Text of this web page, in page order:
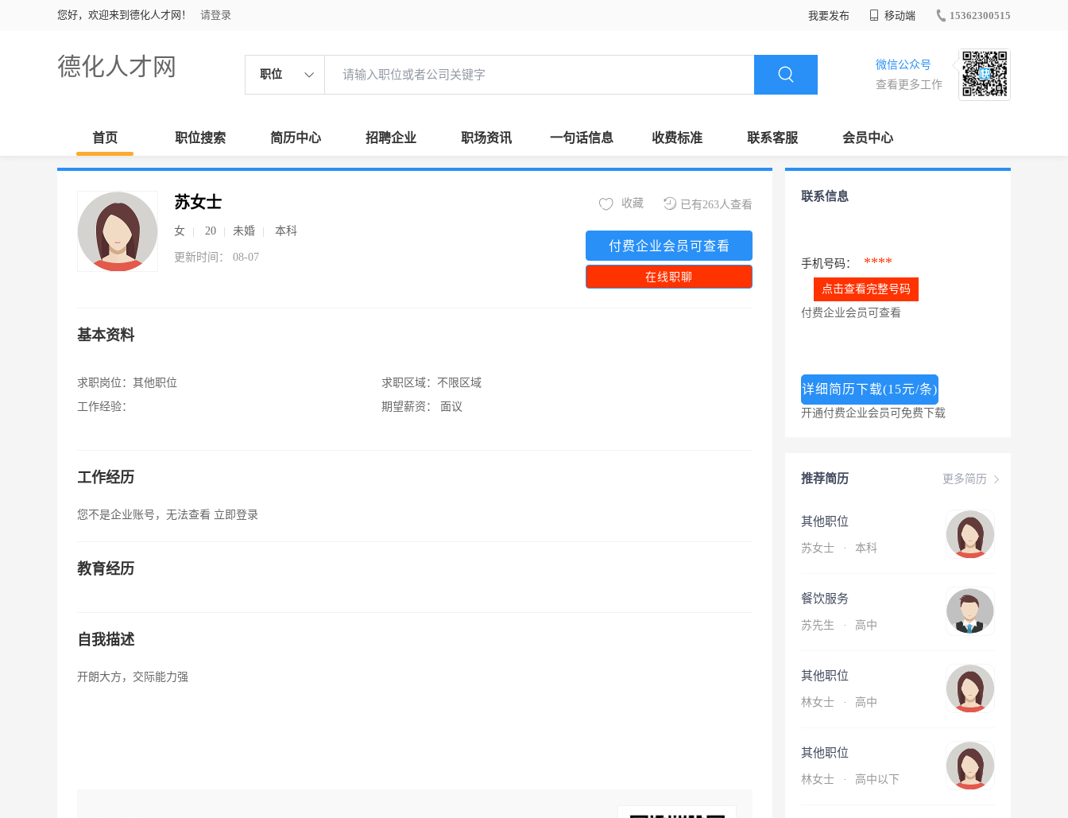
您好，欢迎来到德化人才网！ 请登录 我要发布 移动端 15362300515
德化人才网 职位
微信公众号
查看更多工作
首页 职位搜索 简历中心 招聘企业 职场资讯 一句话信息 收费标准 联系客服 会员中心
苏女士
女 20 未婚 本科
更新时间： 08-07
已有263人查看
收藏
付费企业会员可查看
在线职聊
基本资料
求职岗位： 其他职位
工作经验：
求职区域： 不限区域
期望薪资：
面议
工作经历
您不是企业账号，无法查看 立即登录
教育经历
自我描述
开朗大方，交际能力强
联系信息
手机号码： ****
点击查看完整号码
付费企业会员可查看
详细简历下载(15元/条)
开通付费企业会员可免费下载
更多简历
推荐简历
其他职位
苏女士 · 本科
餐饮服务
苏先生 · 高中
其他职位
林女士 · 高中
其他职位
林女士 · 高中以下